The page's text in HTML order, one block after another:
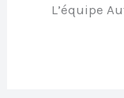
L’équipe